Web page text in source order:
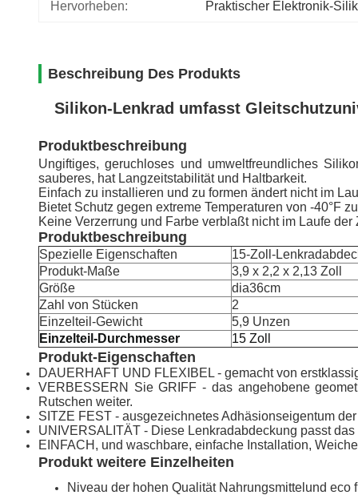
Hervorheben: Praktischer Elektronik-
Beschreibung Des Produkts
Silikon-Lenkrad umfasst
Produktbeschreibung
Ungiftiges, geruchloses und umweltfreundliches
sauberes, hat Langzeitstabilität und Haltbarkeit.
Einfach zu installieren und zu formen ändert nicht im
Bietet Schutz gegen extreme Temperaturen von -40°F
Keine Verzerrung und Farbe verblaßt nicht im Laufe der
Produktbeschreibung
Spezielle Eigenschaften
15-Zoll-
Produkt-Maße
3,9 x 2,2 x 2,13 Zoll
Größe
dia36cm
Zahl von Stücken
2
Einzelteil-Gewicht
5,9 Unzen
Einzelteil-Durchmesser
15 Zoll
Produkt-Eigenschaften
DAUERHAFT UND FLEXIBEL - gemacht von
VERBESSERN Sie GRIFF - das angehobene
Rutschen weiter.
SITZE FEST - ausgezeichnetes Adhäsionseigentum
UNIVERSALITÄT - Diese Lenkradabdeckung passt
EINFACH, und waschbare, einfache Installation,
Produkt weitere Einzelheiten
Niveau der hohen Qualität Nahrungsmittelund